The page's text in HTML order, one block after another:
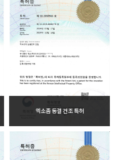
엑소좀 동결 건조 특허